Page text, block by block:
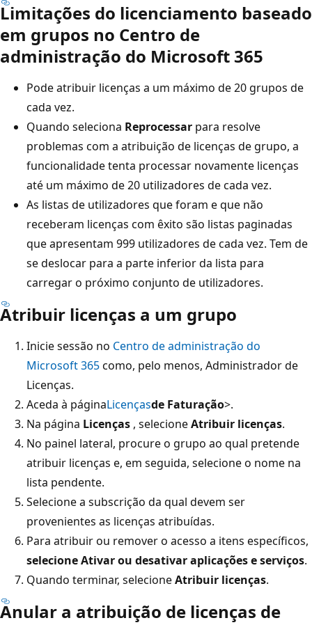
Limitações do licenciamento baseado
em grupos no Centro de
administração do Microsoft 365
Pode atribuir licenças a um máximo de 20 grupos de
cada vez.
Quando seleciona Reprocessar para resolve
problemas com a atribuição de licenças de grupo, a
funcionalidade tenta processar novamente licenças
até um máximo de 20 utilizadores de cada vez.
As listas de utilizadores que foram e que não
receberam licenças com êxito são listas paginadas
que apresentam 999 utilizadores de cada vez. Tem de
se deslocar para a parte inferior da lista para
carregar o próximo conjunto de utilizadores.
Atribuir licenças a um grupo
Inicie sessão no Centro de administração do
Microsoft 365como, pelo menos, Administrador de
Licenças.
Aceda à páginaLicençasde Faturação>.
Na página Licenças , selecioneAtribuir licenças.
No painel lateral, procure o grupo ao qual pretende
atribuir licenças e, em seguida, selecione o nome na
lista pendente.
Selecione a subscrição da qual devem ser
provenientes as licenças atribuídas.
Para atribuir ou remover o acesso a itens específicos,
selecione Ativar ou desativar aplicações e serviços.
Quando terminar, selecioneAtribuir licenças.
Anular a atribuição de licenças de